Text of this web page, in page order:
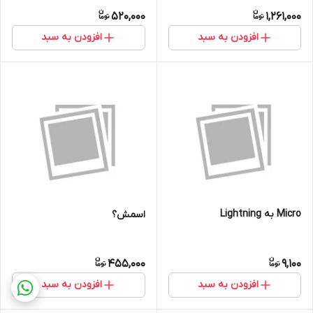
1,261,000
افزودن به سبد
520,000
افزودن به سبد
Micro به Lightning
9,100
افزودن به سبد
اسمش؟
455,000
افزودن به سبد